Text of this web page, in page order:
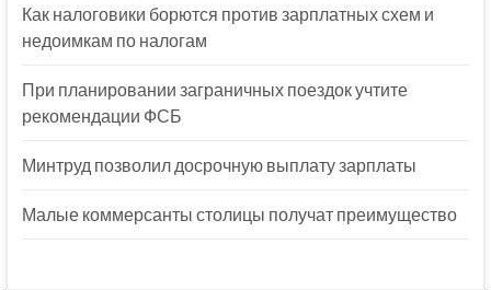
Как налоговики борются против зарплатных схем и
недоимкам по налогам
При планировании заграничных поездок учтите
рекомендации ФСБ
Минтруд позволил досрочную выплату зарплаты
Малые коммерсанты столицы получат преимущество